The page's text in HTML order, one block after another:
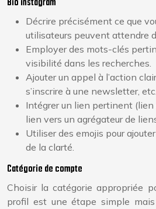
Décrire précisément ce que
utilisateurs peuvent attendre
Employer des mots-clés
visibilité dans les recherches.
Ajouter un appel à l’action
s’inscrire à une newsletter,
Intégrer un lien pertinent (lien
lien vers un agrégateur de
Utiliser des emojis pour
de la clarté.
Catégorie de compte
Choisir la catégorie appropriée
profil est une étape simple